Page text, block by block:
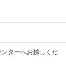
ターへお越しくだ